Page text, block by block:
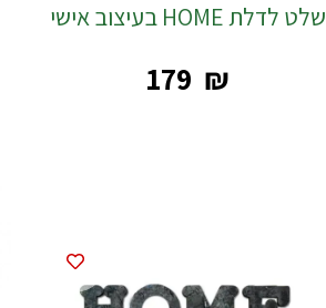
שלט לדלת HOME בעיצוב אישי
‎179 ₪